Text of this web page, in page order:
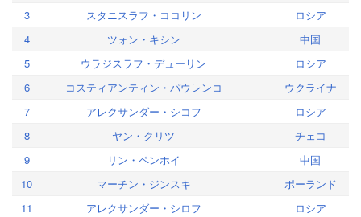
3
スタニスラフ・ココリン
ロシア
4
ツォン・キシン
中国
5
ウラジスラフ・デューリン
ロシア
6
コスティアンティン・パウレンコ
ウクライナ
7
アレクサンダー・シコフ
ロシア
8
ヤン・クリツ
チェコ
9
リン・ペンホイ
中国
10
マーチン・ジンスキ
ポーランド
11
アレクサンダー・シロフ
ロシア